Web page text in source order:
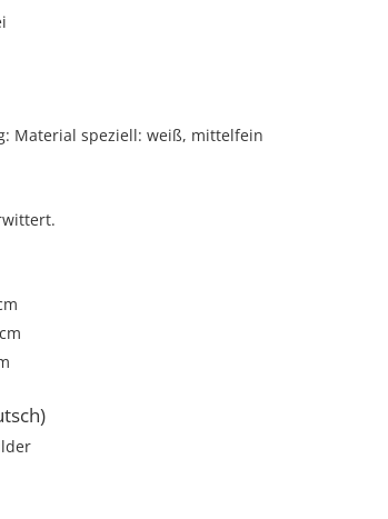
Material speziell: weiß, mittelfein